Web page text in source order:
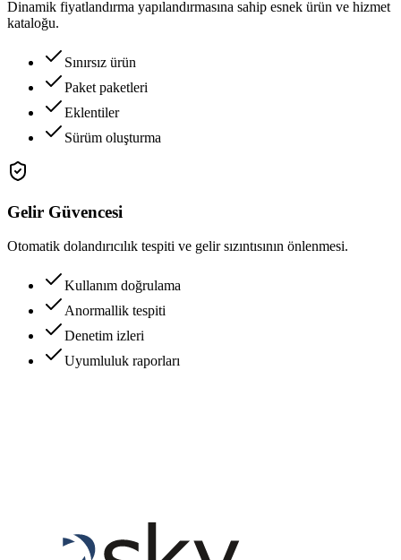
Dinamik fiyatlandırma yapılandırmasına sahip esnek ürün ve hizmet
kataloğu.
Sınırsız ürün
Paket paketleri
Eklentiler
Sürüm oluşturma
Gelir Güvencesi
Otomatik dolandırıcılık tespiti ve gelir sızıntısının önlenmesi.
Kullanım doğrulama
Anormallik tespiti
Denetim izleri
Uyumluluk raporları